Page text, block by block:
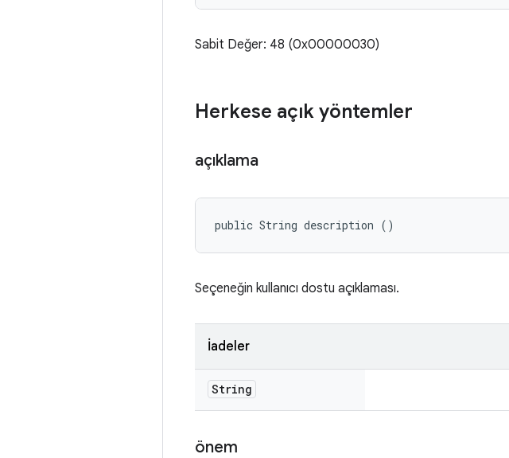
Sabit Değer: 48 (0x00000030)
Herkese açık yöntemler
açıklama
public String description ()
Seçeneğin kullanıcı dostu açıklaması.
İadeler
String
önem